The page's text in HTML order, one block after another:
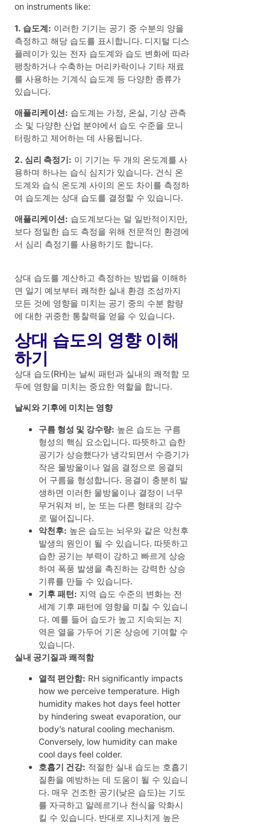
on instruments like:
1. 습도계: 이러한 기기는 공기 중 수분의 양을
측정하고 해당 습도를 표시합니다. 디지털 디스
플레이가 있는 전자 습도계와 습도 변화에 따라
팽창하거나 수축하는 머리카락이나 기타 재료
를 사용하는 기계식 습도계 등 다양한 종류가
있습니다.
애플리케이션: 습도계는 가정, 온실, 기상 관측
소 및 다양한 산업 분야에서 습도 수준을 모니
터링하고 제어하는 데 사용됩니다.
2. 심리 측정기: 이 기기는 두 개의 온도계를 사
용하며 하나는 습식 심지가 있습니다. 건식 온
도계와 습식 온도계 사이의 온도 차이를 측정하
여 습도계는 상대 습도를 결정할 수 있습니다.
애플리케이션: 습도계보다는 덜 일반적이지만,
보다 정밀한 습도 측정을 위해 전문적인 환경에
서 심리 측정기를 사용하기도 합니다.
상대 습도를 계산하고 측정하는 방법을 이해하
면 일기 예보부터 쾌적한 실내 환경 조성까지
모든 것에 영향을 미치는 공기 중의 수분 함량
에 대한 귀중한 통찰력을 얻을 수 있습니다.
상대 습도의 영향 이해
하기
상대 습도(RH)는 날씨 패턴과 실내의 쾌적함 모
두에 영향을 미치는 중요한 역할을 합니다.
날씨와 기후에 미치는 영향
구름 형성 및 강수량: 높은 습도는 구름
형성의 핵심 요소입니다. 따뜻하고 습한
공기가 상승했다가 냉각되면서 수증기가
작은 물방울이나 얼음 결정으로 응결되
어 구름을 형성합니다. 응결이 충분히 발
생하면 이러한 물방울이나 결정이 너무
무거워져 비, 눈 또는 다른 형태의 강수
로 떨어집니다.
악천후: 높은 습도는 뇌우와 같은 악천후
발생의 원인이 될 수 있습니다. 따뜻하고
습한 공기는 부력이 강하고 빠르게 상승
하여 폭풍 발생을 촉진하는 강력한 상승
기류를 만들 수 있습니다.
기후 패턴: 지역 습도 수준의 변화는 전
세계 기후 패턴에 영향을 미칠 수 있습니
다. 예를 들어 습도가 높고 지속되는 지
역은 열을 가두어 기온 상승에 기여할 수
있습니다.
실내 공기질과 쾌적함
열적 편안함: RH significantly impacts
how we perceive temperature. High
humidity makes hot days feel hotter
by hindering sweat evaporation, our
body’s natural cooling mechanism.
Conversely, low humidity can make
cool days feel colder.
호흡기 건강: 적절한 실내 습도는 호흡기
질환을 예방하는 데 도움이 될 수 있습니
다. 매우 건조한 공기(낮은 습도)는 기도
를 자극하고 알레르기나 천식을 악화시
킬 수 있습니다. 반대로 지나치게 높은